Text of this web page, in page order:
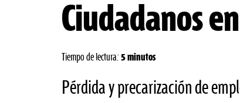
Ciudadanos
Tiempo de lectura: 5 minutos
Pérdida y precarización de